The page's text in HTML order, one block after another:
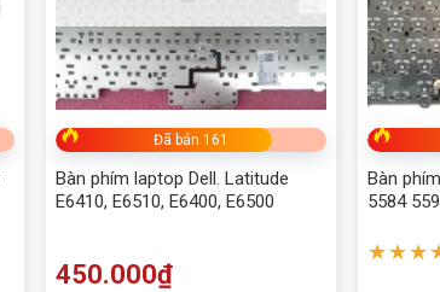
Đã bán 161
Bàn phím laptop Dell. Latitude
E6410, E6510, E6400, E6500
450.000₫
Bàn
5584
5498